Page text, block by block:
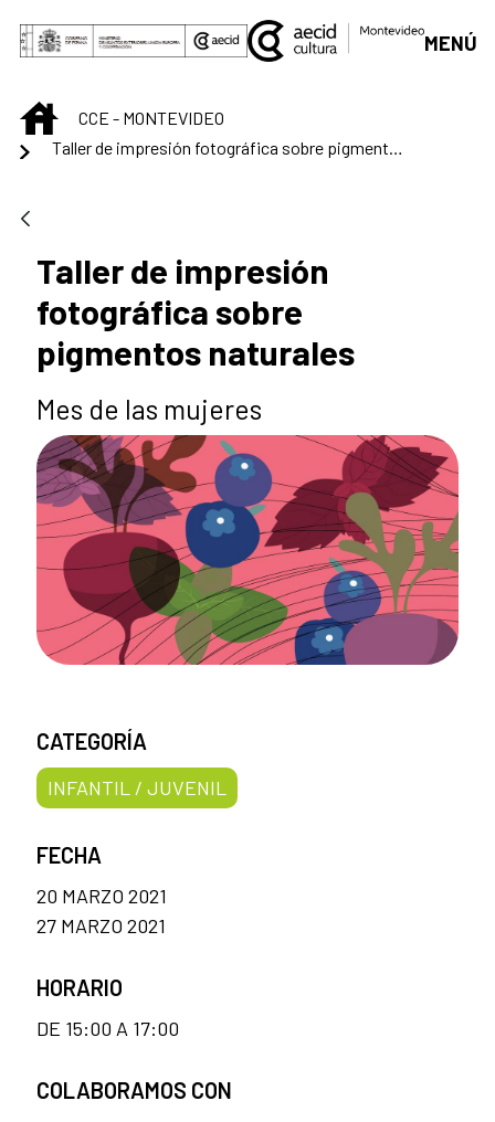
Saltar al contenido principal
MENÚ
INICIOCCE - MONTEVIDEO
Taller de impresión fotográfica sobre pigmentos naturales
Taller de impresión
fotográfica sobre
pigmentos naturales
Mes de las mujeres
CATEGORÍA
INFANTIL / JUVENIL
FECHA
20 MARZO 2021
27 MARZO 2021
HORARIO
DE 15:00 A 17:00
COLABORAMOS CON